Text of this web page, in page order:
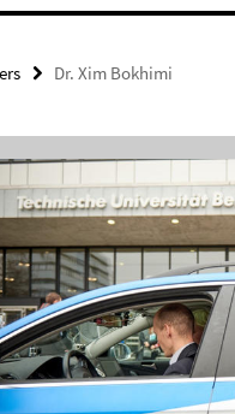
Dr. Xim Bokhimi